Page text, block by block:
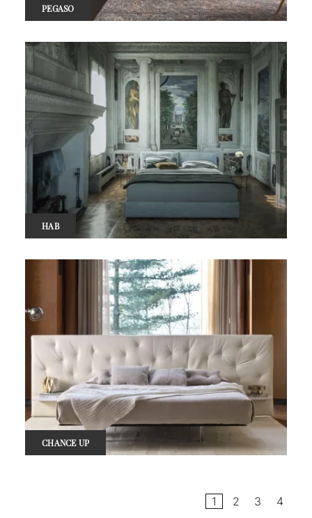
PEGASO
HAB
CHANCE UP
1 2 3 4